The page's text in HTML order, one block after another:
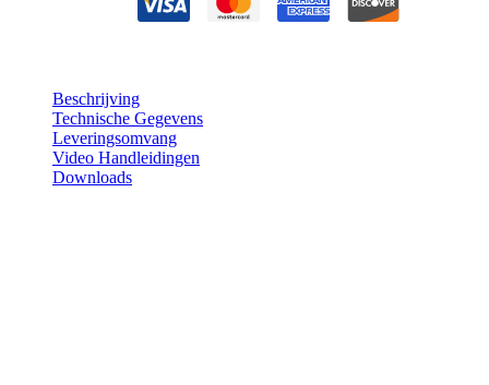
Beschrijving
Technische Gegevens
Leveringsomvang
Video Handleidingen
Downloads